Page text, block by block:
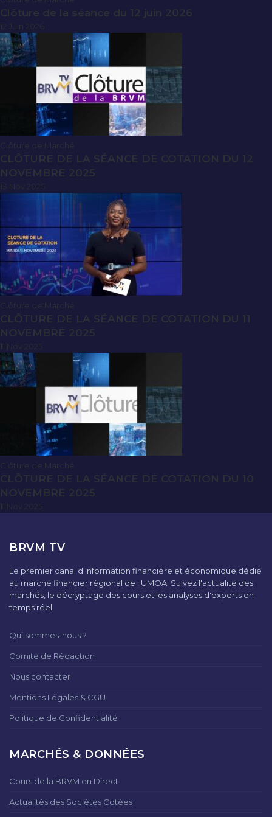
Clôture de la séance du 12 juin 2026
CLÔTURE DE LA SÉANCE DE COTATION DU 12
NOVEMBRE 2025
CLÔTURE DE LA SÉANCE DE COTATION DU 11
NOVEMBRE 2025
CLÔTURE DE LA SÉANCE DE COTATION DU 10
NOVEMBRE 2025
BRVM TV
Le premier canal d'information financière et économique dédié
au marché financier régional de l'UMOA. Suivez l'actualité des
marchés, le décryptage des cours et les analyses d'experts en
temps réel.
Qui sommes-nous ?
Comité de Rédaction
Nous contacter
Mentions Légales & CGU
Politique de Confidentialité
MARCHÉS & DONNÉES
Cours de la BRVM en Direct
Actualités des Sociétés Cotées